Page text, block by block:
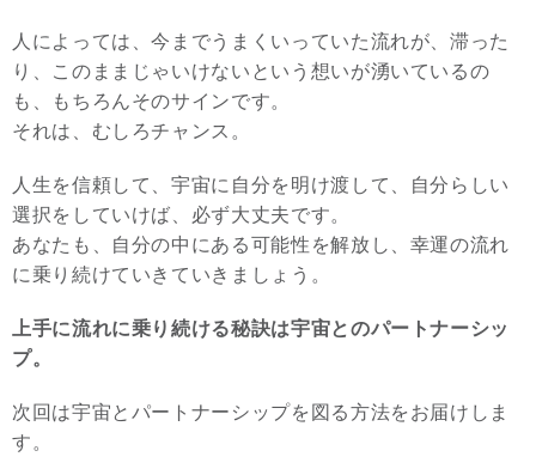
人によっては、今までうまくいっていた流れが、滞った
り、このままじゃいけないという想いが湧いているの
も、もちろんそのサインです。
それは、むしろチャンス。
人生を信頼して、宇宙に自分を明け渡して、自分らしい
選択をしていけば、必ず大丈夫です。
あなたも、自分の中にある可能性を解放し、幸運の流れ
に乗り続けていきていきましょう。
上手に流れに乗り続ける秘訣は宇宙とのパートナーシッ
プ。
次回は宇宙とパートナーシップを図る方法をお届けしま
す。